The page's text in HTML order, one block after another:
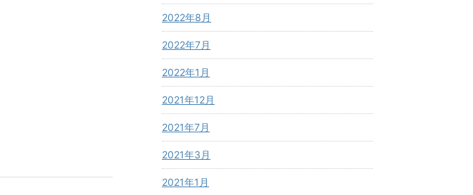
2022年8月
2022年7月
2022年1月
2021年12月
2021年7月
2021年3月
2021年1月